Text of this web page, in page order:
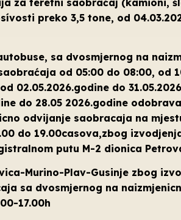
preko 3,5 tone, od
sa dvosmjernog na
od 05:00 do 08:00, od
02.05.2026.godine do
do 28.05 2026.godine
odvijanje saobracaja na
do 19.00casova,zbog
putu M-2 dionica
Murino-Plav-Gusinje zbog
sa dvosmjernog na
17.00h